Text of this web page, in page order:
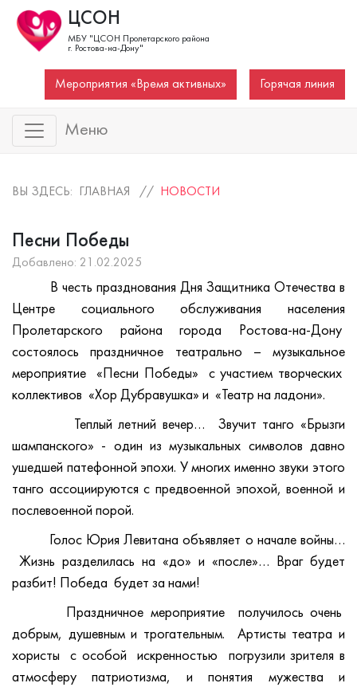
ЦСОН
МБУ "ЦСОН Пролетарского района
г. Ростова-на-Дону"
Мероприятия «Время активных» Горячая линия
Меню
ВЫ ЗДЕСЬ: ГЛАВНАЯ // НОВОСТИ
Песни Победы
Добавлено: 21.02.2025
В честь празднования Дня Защитника Отечества в
Центре социального обслуживания населения
Пролетарского района города Ростова-на-Дону
состоялось праздничное театрально – музыкальное
мероприятие «Песни Победы» с участием творческих
коллективов «Хор Дубравушка» и «Театр на ладони».
Теплый летний вечер… Звучит танго «Брызги
шампанского» - один из музыкальных символов давно
ушедшей патефонной эпохи. У многих именно звуки этого
танго ассоциируются с предвоенной эпохой, военной и
послевоенной порой.
Голос Юрия Левитана объявляет о начале войны…
Жизнь разделилась на «до» и «после»… Враг будет
разбит! Победа будет за нами!
Праздничное мероприятие получилось очень
добрым, душевным и трогательным. Артисты театра и
хористы с особой искренностью погрузили зрителя в
атмосферу патриотизма, и понятия мужества и